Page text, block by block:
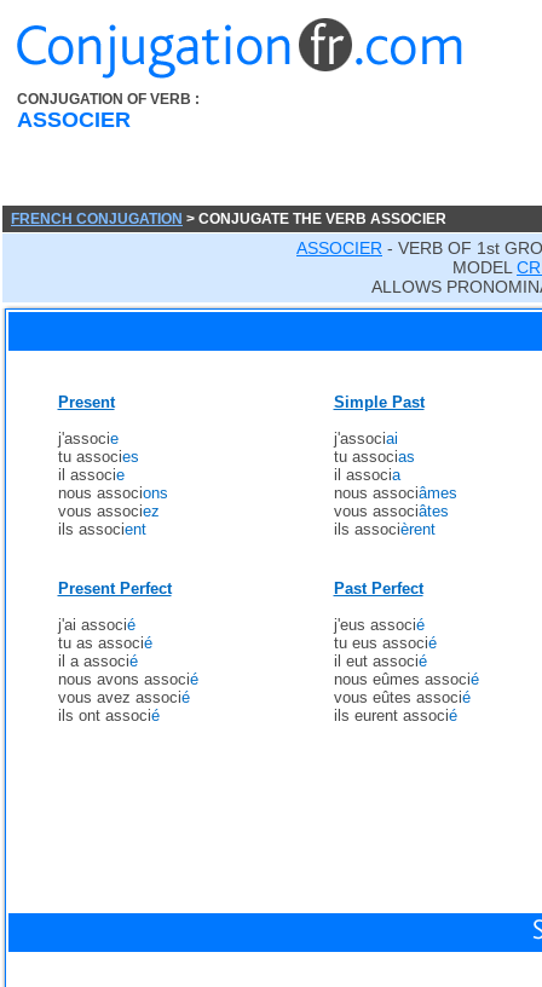
CONJUGATION OF VERB :
ASSOCIER
FRENCH CONJUGATION > CONJUGATE THE VERB ASSOCIER
ASSOCIER - VERB OF 1st
MODEL
ALLOWS
Present
j'associe
tu associes
il associe
nous associons
vous associez
ils associent
Simple Past
j'associai
tu associas
il associa
nous associâmes
vous associâtes
ils associèrent
Present Perfect
j'ai associé
tu as associé
il a associé
nous avons associé
vous avez associé
ils ont associé
Past Perfect
j'eus associé
tu eus associé
il eut associé
nous eûmes associé
vous eûtes associé
ils eurent associé